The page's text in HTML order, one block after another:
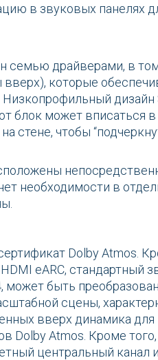
в звуковых панелях
семью драйверами, в
которые
дизайн
блок может вписаться
стене, чтобы
необходимости в
Dolby Atmos.
eARC, стандартный
может быть
сцены,
вверх динамика для
Dolby Atmos. Кроме
центральный канал и